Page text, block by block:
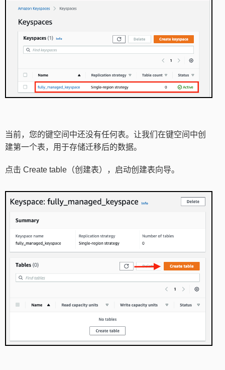
当前，您的键空间中还没有任何表。让我们在键空间中创
建第一个表，用于存储迁移后的数据。
点击 Create table（创建表），启动创建表向导。